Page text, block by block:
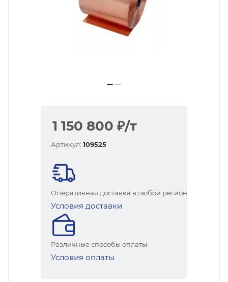
1 150 800 ₽/т
Артикул: 109525
Оперативная доставка в любой регион
Условия доставки
Различные способы оплаты
Условия оплаты